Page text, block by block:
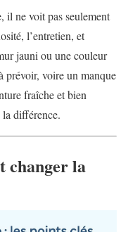
il ne voit pas seulement
l’entretien, et
jauni ou une couleur
prévoir, voire un manque
fraîche et bien
différence.
changer la